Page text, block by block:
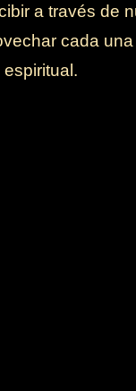
a través de
cada